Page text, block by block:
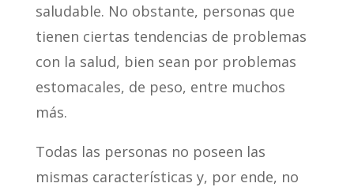
saludable. No obstante, personas que
tienen ciertas tendencias de problemas
con la salud, bien sean por problemas
estomacales, de peso, entre muchos
más.
Todas las personas no poseen las
mismas características y, por ende, no